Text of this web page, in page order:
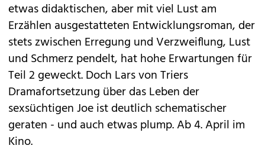
etwas didaktischen, aber mit viel Lust am
Erzählen ausgestatteten Entwicklungsroman, der
stets zwischen Erregung und Verzweiflung, Lust
und Schmerz pendelt, hat hohe Erwartungen für
Teil 2 geweckt. Doch Lars von Triers
Dramafortsetzung über das Leben der
sexsüchtigen Joe ist deutlich schematischer
geraten - und auch etwas plump. Ab 4. April im
Kino.